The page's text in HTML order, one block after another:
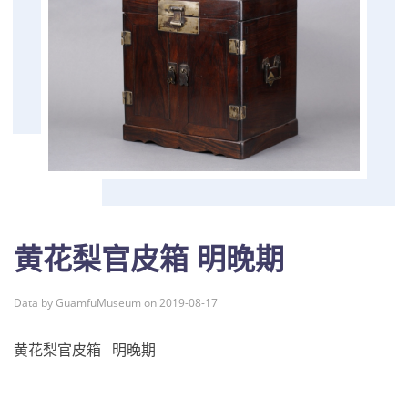
黄花梨官皮箱 明晚期
Data by GuamfuMuseum on 2019-08-17
黄花梨官皮箱 明晚期